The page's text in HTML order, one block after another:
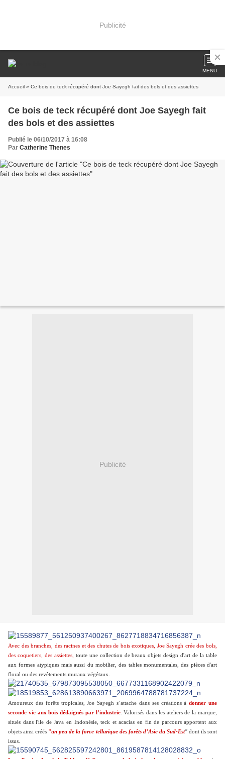
Publicité
MENU
Accueil » Ce bois de teck récupéré dont Joe Sayegh fait des bols et des assiettes
Ce bois de teck récupéré dont Joe Sayegh fait
des bols et des assiettes
Publié le 06/10/2017 à 16:08
Par Catherine Thenes
Publicité
Avec des branches, des racines et des chutes de bois exotiques, Joe Sayegh crée des bols,
des coquetiers, des assiettes,
toute une collection de beaux objets design d'art de la table
aux formes atypiques mais aussi du mobilier, des tables monumentales, des pièces d'art
floral ou des revêtements muraux végétaux.
Amoureux des forêts tropicales, Joe Sayegh s’attache dans ses créations à donner une
seconde vie aux bois dédaignés par l’industrie. Valorisés dans les ateliers de la marque,
situés dans l'ile de Java en Indonésie, teck et acacias en fin de parcours apportent aux
objets ainsi créés "un peu de la force tellurique des forêts d’Asie du Sud-Est" dont ils sont
issus.